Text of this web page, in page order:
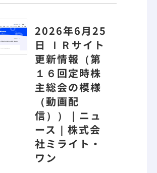
技術＞ 建設事業における
DaaS 3D点群データ作成
3次元測量のmapry 人・
モノの位置測位と利活用
KKC D2PF 地理空間コン
テンツのご紹介 ④決算説
明会の 動画配信
2026年6月25
日 ＩＲサイト
更新情報（第
１６回定時株
主総会の模様
（動画配
信））｜ニュ
ース｜株式会
社ミライト・
ワン